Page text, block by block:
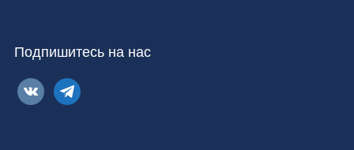
Подпишитесь на нас
vkontaktetelegram